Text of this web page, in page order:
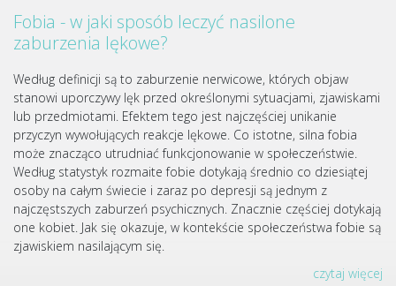
Fobia - w jaki sposób leczyć nasilone
zaburzenia lękowe?
Według definicji są to zaburzenie nerwicowe, których objaw
stanowi uporczywy lęk przed określonymi sytuacjami, zjawiskami
lub przedmiotami. Efektem tego jest najczęściej unikanie
przyczyn wywołujących reakcje lękowe. Co istotne, silna fobia
może znacząco utrudniać funkcjonowanie w społeczeństwie.
Według statystyk rozmaite fobie dotykają średnio co dziesiątej
osoby na całym świecie i zaraz po depresji są jednym z
najczęstszych zaburzeń psychicznych. Znacznie częściej dotykają
one kobiet. Jak się okazuje, w kontekście społeczeństwa fobie są
zjawiskiem nasilającym się.
czytaj więcej